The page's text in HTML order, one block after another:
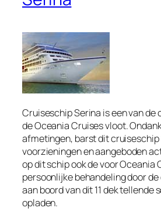
Cruiseschip Serina is een van de
de Oceania Cruises vloot.
afmetingen, barst dit cruiseschip
voorzieningen en aangeboden
op dit schip ook de voor Oceania
persoonlijke behandeling door
aan boord van dit 11 dek tellende
opladen.